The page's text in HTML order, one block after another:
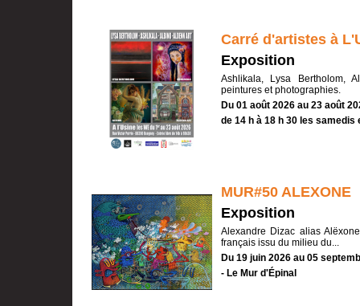
Carré d'artistes à
Exposition
Ashlikala, Lysa Bertholom,
peintures et photographies.
Du 01 août 2026 au 23 août
de 14 h à 18 h 30 les
MUR#50 ALEXONE
Exposition
Alexandre Dizac alias
français issu du milieu du...
Du 19 juin 2026 au 05
- Le Mur d'Épinal